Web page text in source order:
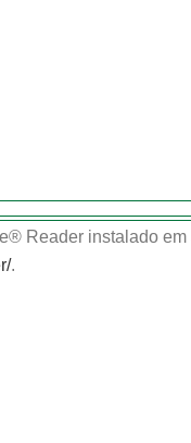
Reader instalado
.